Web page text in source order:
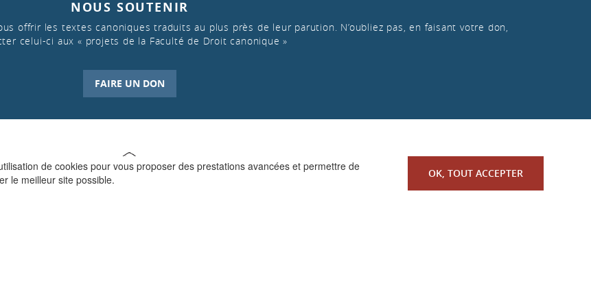
de cookies pour vous proposer des prestations avancées et permettre de
le meilleur site possible.
OK, TOUT ACCEPTER
NOUS SOUTENIR
offrir les textes canoniques traduits au plus près de leur parution. N’oubliez pas, en faisant votre don,
celui-ci aux « projets de la Faculté de Droit canonique »
FAIRE UN DON